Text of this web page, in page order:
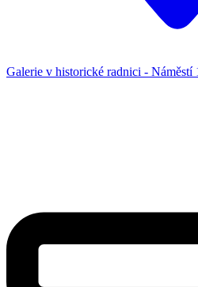
Galerie v historické radnici - Náměstí